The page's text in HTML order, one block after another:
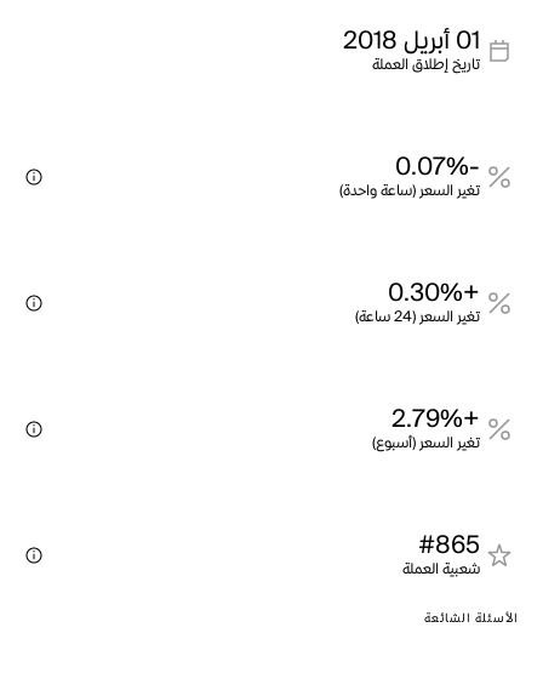
01 أبريل 2018
تاريخ إطلاق العملة
-0.07%
تغير السعر (ساعة واحدة)
+0.30%
تغير السعر (24 ساعة)
+2.79%
تغير السعر (أسبوع)
#865
شعبية العملة
الأسئلة الشائعة